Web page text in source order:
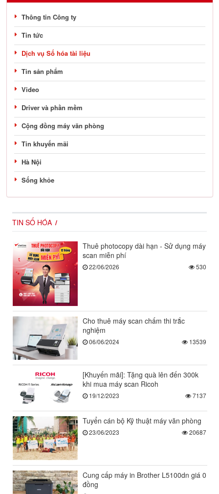
Thông tin Công ty
Tin tức
Dịch vụ Số hóa tài liệu
Tin sản phẩm
Video
Driver và phần mềm
Cộng đồng máy văn phòng
Tin khuyến mãi
Hà Nội
Sống khỏe
TIN SỐ HÓA
Thuê photocopy dài hạn - Sử dụng máy
scan miễn phí
22/06/2026 530
Cho thuê máy scan chấm thi trắc
nghiệm
06/06/2024 13539
[Khuyến mãi]: Tặng quà lên đến 300k
khi mua máy scan Ricoh
19/12/2023 7137
Tuyển cán bộ Kỹ thuật máy văn phòng
23/06/2023 20687
Cung cấp máy in Brother L5100dn giá 0
đồng